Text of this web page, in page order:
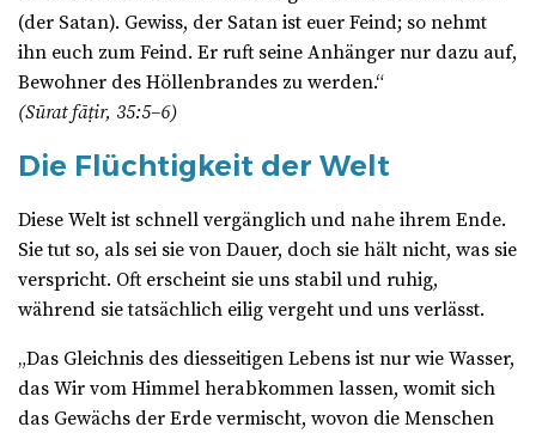
(der Satan). Gewiss, der Satan ist euer Feind; so nehmt
ihn euch zum Feind. Er ruft seine Anhänger nur dazu auf,
Bewohner des Höllenbrandes zu werden.“
(Sūrat fāṭir, 35:5–6)
Die Flüchtigkeit der Welt
Diese Welt ist schnell vergänglich und nahe ihrem Ende.
Sie tut so, als sei sie von Dauer, doch sie hält nicht, was sie
verspricht. Oft erscheint sie uns stabil und ruhig,
während sie tatsächlich eilig vergeht und uns verlässt.
„Das Gleichnis des diesseitigen Lebens ist nur wie Wasser,
das Wir vom Himmel herabkommen lassen, womit sich
das Gewächs der Erde vermischt, wovon die Menschen